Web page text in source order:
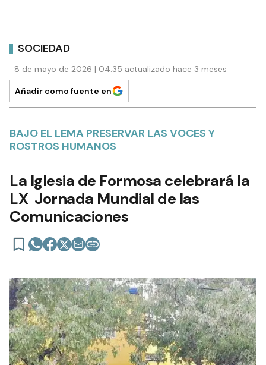
SOCIEDAD
8 de mayo de 2026 | 04:35 actualizado hace 3 meses
Añadir como fuente en
BAJO EL LEMA PRESERVAR LAS VOCES Y
ROSTROS HUMANOS
La Iglesia de Formosa celebrará la
LX Jornada Mundial de las
Comunicaciones